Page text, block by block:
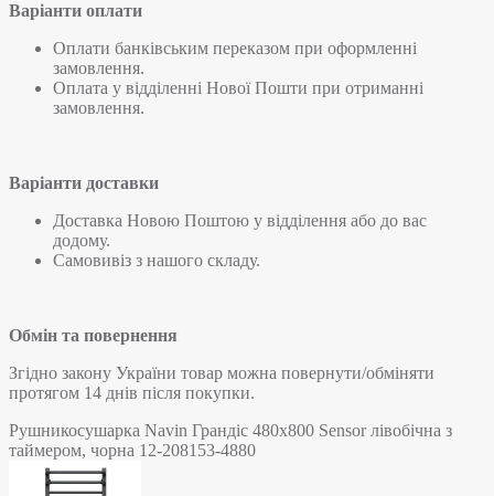
Варіанти оплати
Оплати банківським переказом при оформленні
замовлення.
Оплата у відділенні Нової Пошти при отриманні
замовлення.
Варіанти доставки
Доставка Новою Поштою у відділення або до вас
додому.
Самовивіз з нашого складу.
Обмін та повернення
Згідно закону України товар можна повернути/обміняти
протягом 14 днів після покупки.
Рушникосушарка Navin Грандіс 480х800 Sensor лівобічна з
таймером, чорна 12-208153-4880